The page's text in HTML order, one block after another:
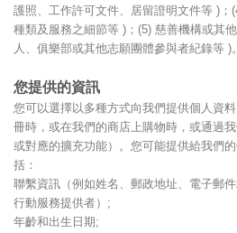
護照、工作許可文件、居留證明文件等 )；
種類及服務之細節等 )；(5) 慈善機構或其
人、俱樂部或其他志願團體參與者紀錄等 )。
您提供的資訊
您可以選擇以多種方式向我們提供個人資
冊時，或在我們的商店上購物時，或通過
或對應的擴充功能）。您可能提供給我們
括：
聯繫資訊（例如姓名、郵政地址、電子郵
行動服務提供者）;
年齡和出生日期;